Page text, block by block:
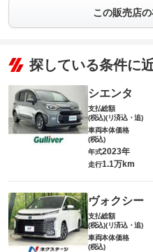
この販売店
探している条件に
シエンタ
支払総額
(税込)(リ済込・追)
車両本体価格
(税込)
年式2023年
走行1.1万km
ヴォクシー
支払総額
(税込)(リ済込・追)
車両本体価格
(税込)